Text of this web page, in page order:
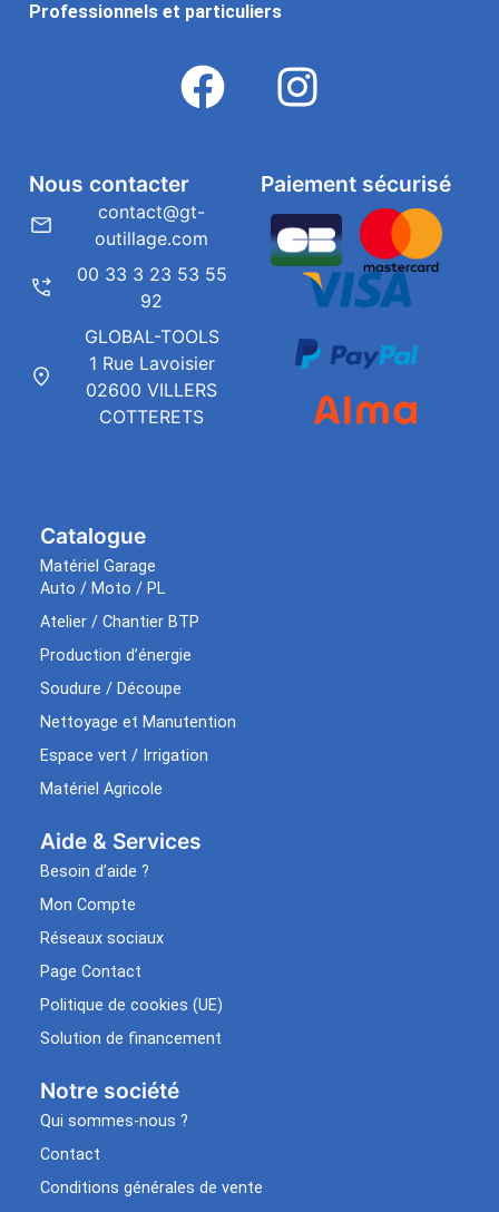
Professionnels et particuliers
Catalogue
Matériel Garage
Auto / Moto / PL
Atelier / Chantier BTP
Production d’énergie
Soudure / Découpe
Nettoyage et Manutention
Espace vert / Irrigation
Matériel Agricole
Aide & Services​
Besoin d’aide ?
Mon Compte
Réseaux sociaux
Page Contact
Politique de cookies (UE)
Solution de financement
Notre société
Qui sommes-nous ?
Contact
Conditions générales de vente
Paiement sécurisé
Nous contacter
contact@gt-
outillage.com
00 33 3 23 53 55
92
GLOBAL-TOOLS
1 Rue Lavoisier
02600 VILLERS
COTTERETS